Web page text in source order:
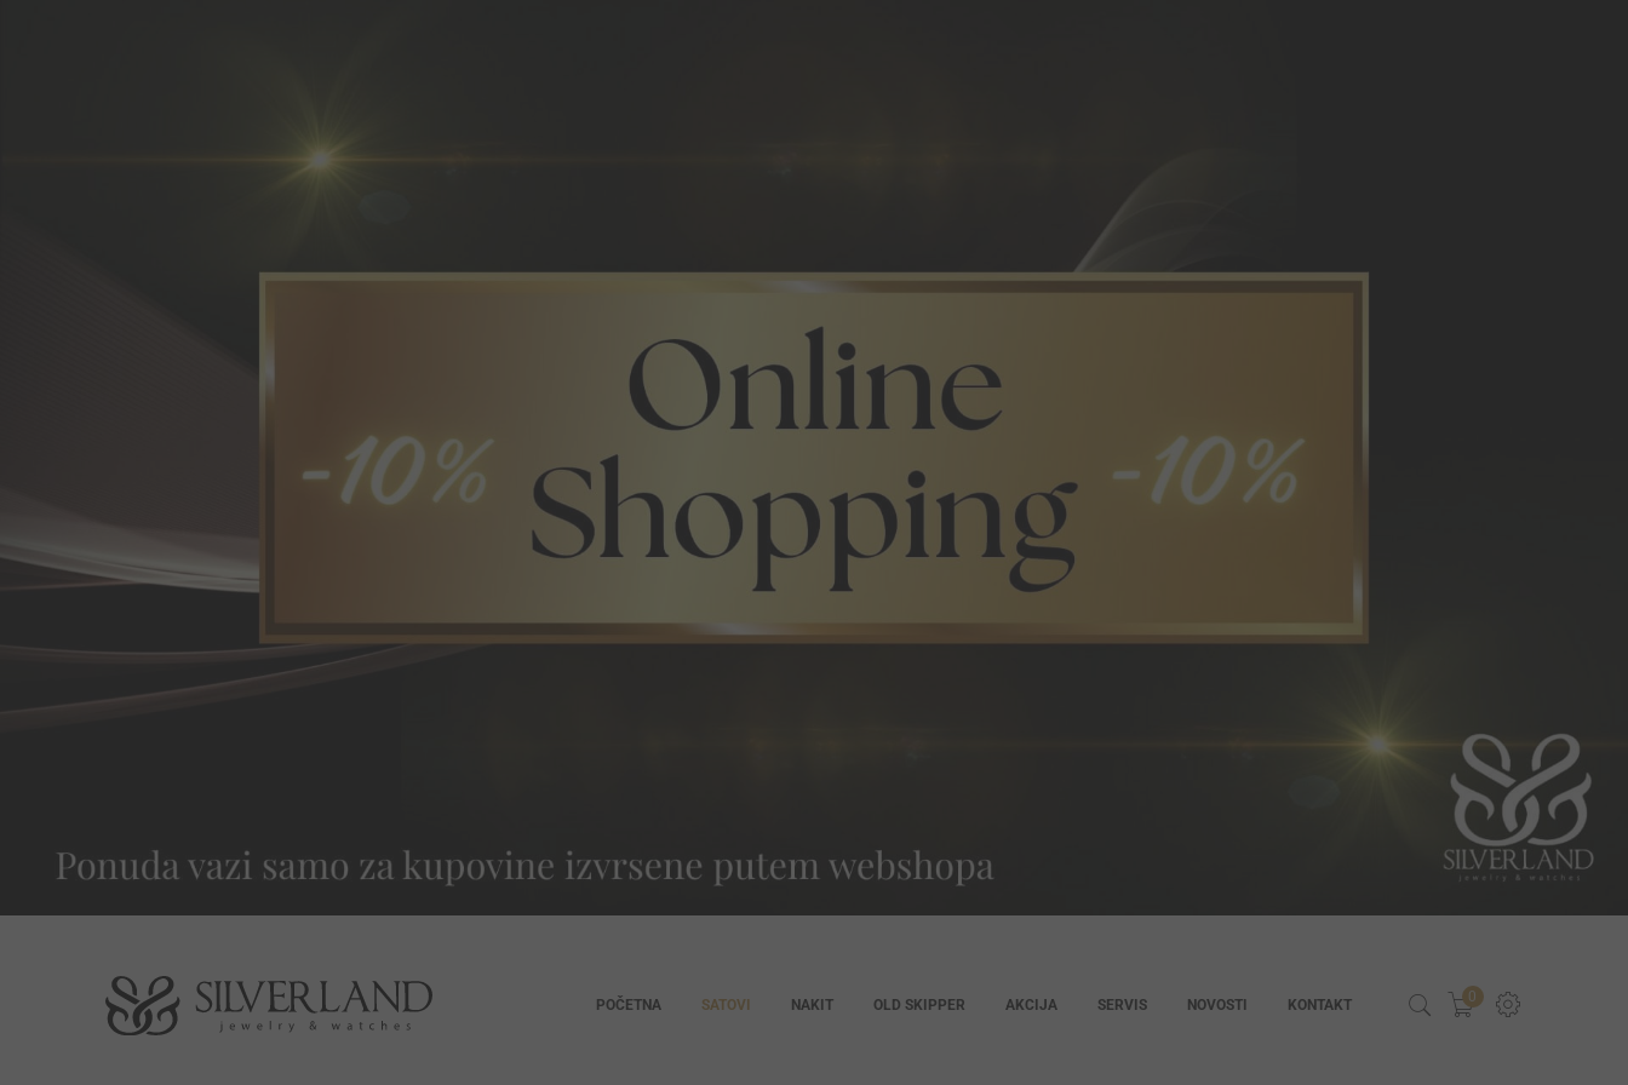
POČETNA SATOVI NAKIT OLD SKIPPER AKCIJA SERVIS NOVOSTI KONTAKT 0